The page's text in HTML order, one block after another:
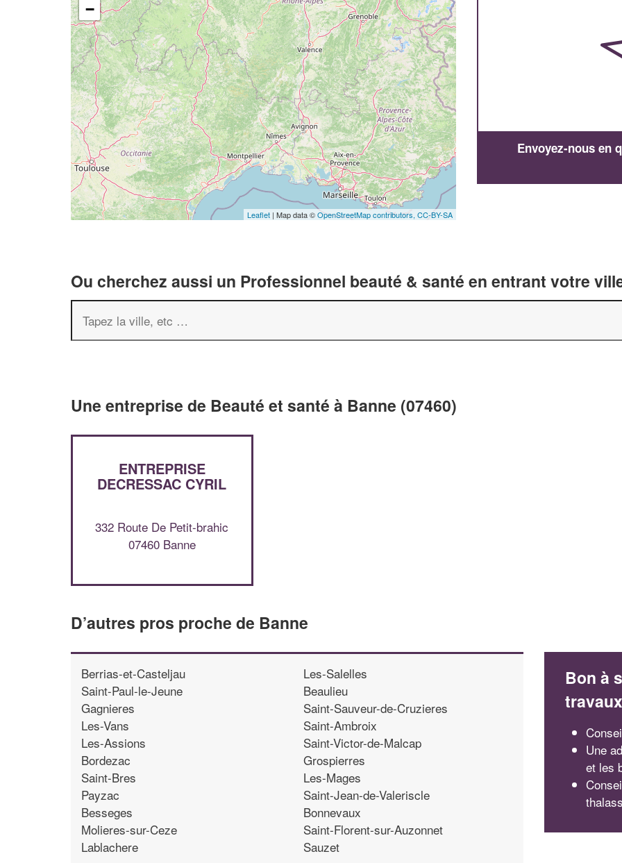
−
Leaflet | Map data ©OpenStreetMap contributors, CC-BY-SA
Envoyez-nous en
Ou cherchez aussi un Professionnel beauté & santé en entrant votre
Une entreprise de Beauté et santé à Banne (07460)
ENTREPRISE
DECRESSAC CYRIL
332 Route De Petit-brahic
07460 Banne
D’autres pros proche de Banne
Berrias-et-Casteljau
Saint-Paul-le-Jeune
Gagnieres
Les-Vans
Les-Assions
Bordezac
Saint-Bres
Payzac
Besseges
Molieres-sur-Ceze
Lablachere
Les-Salelles
Beaulieu
Saint-Sauveur-de-Cruzieres
Saint-Ambroix
Saint-Victor-de-Malcap
Grospierres
Les-Mages
Saint-Jean-de-Valeriscle
Bonnevaux
Saint-Florent-sur-Auzonnet
Sauzet
Bon à
travaux
Une
et les